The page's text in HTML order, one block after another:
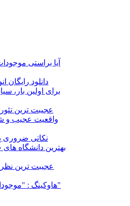
آیا براستی
دانلود رایگان
برای اولین بار،
عجیبت ترین
نکاتی ضروری
بهترین دانشگاه
عجیبت ترین
هاوكينگ : "موجودات فضايي وجود دارند"